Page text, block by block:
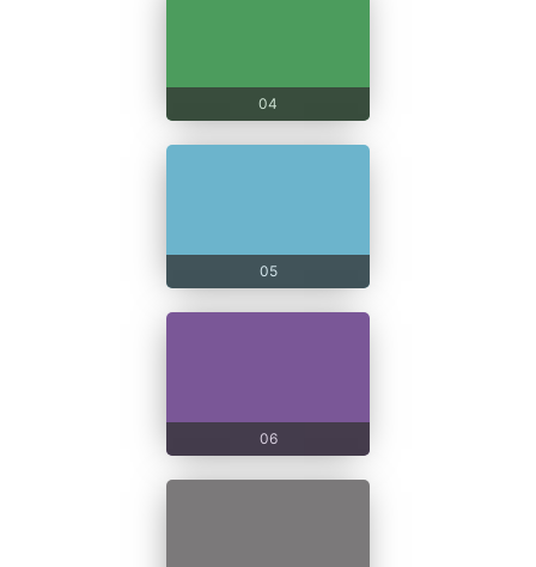
04
05
06